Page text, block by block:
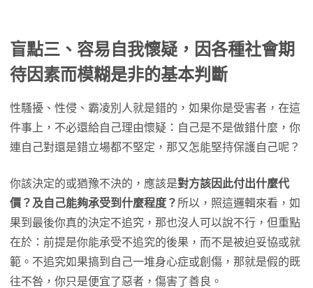
盲點三、容易自我懷疑，因各種社會期
待因素而模糊是非的基本判斷
性騷擾、性侵、霸凌別人就是錯的，如果你是受害者，在這
件事上，不必還給自己理由懷疑：自己是不是做錯什麼，你
連自己對還是錯立場都不堅定，那又怎能堅持保護自己呢？
你該決定的或猶豫不決的，應該是對方該因此付出什麼代
價？及自己能夠承受到什麼程度？ 所以，照這邏輯來看，如
果到最後你真的決定不追究，那也沒人可以說不行，但重點
在於：前提是你能承受不追究的後果，而不是被迫妥協或就
範。不追究如果搞到自己一堆身心症或創傷，那就是假的既
往不咎，你只是便宜了惡者，傷害了善良。